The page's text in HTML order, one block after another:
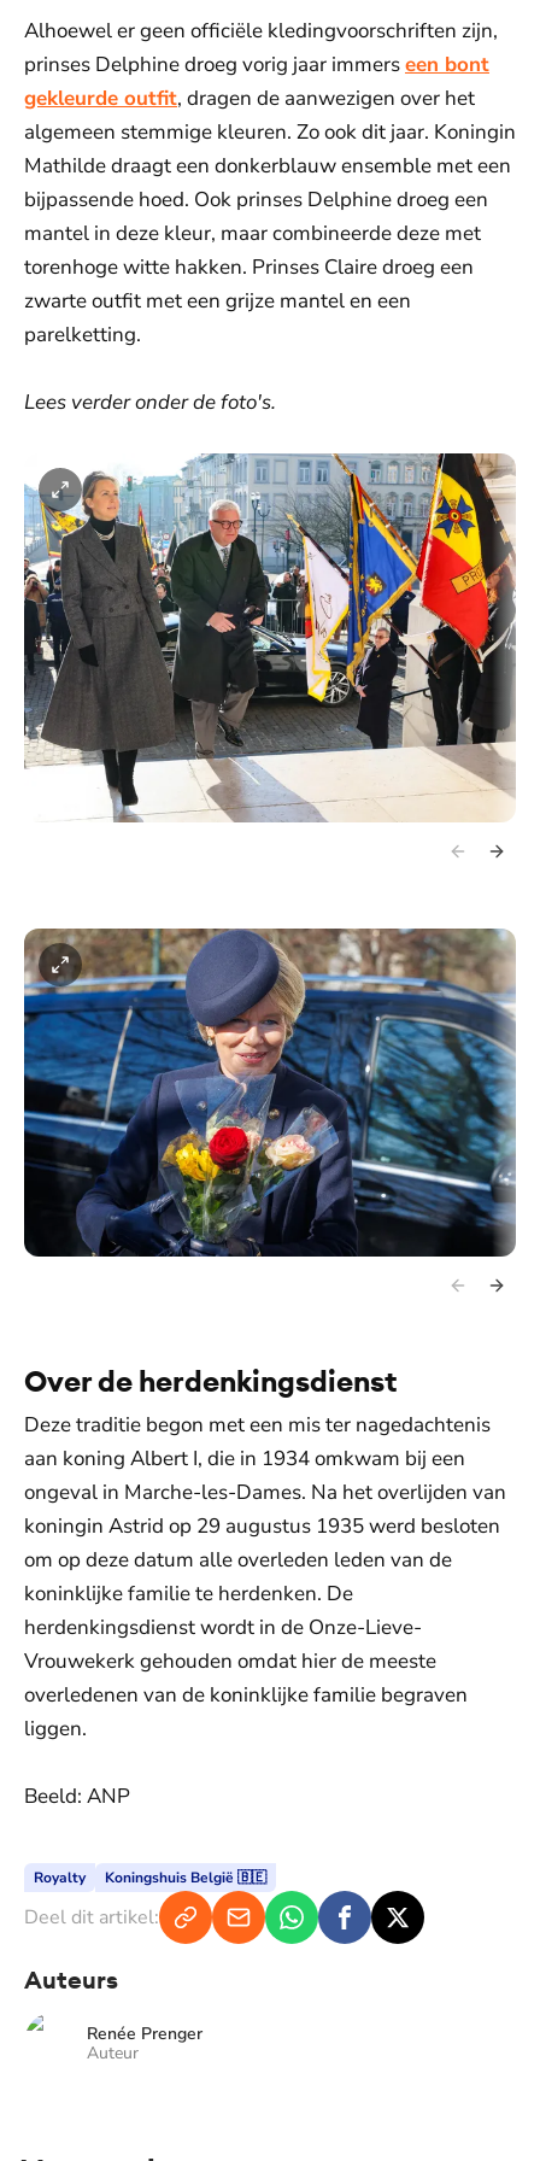
Alhoewel er geen officiële kledingvoorschriften zijn,
prinses Delphine droeg vorig jaar immerseen bont
gekleurde outfit, dragen de aanwezigen over het
algemeen stemmige kleuren. Zo ook dit jaar. Koningin
Mathilde draagt een donkerblauw ensemble met een
bijpassende hoed. Ook prinses Delphine droeg een
mantel in deze kleur, maar combineerde deze met
torenhoge witte hakken. Prinses Claire droeg een
zwarte outfit met een grijze mantel en een
parelketting.
Lees verder onder de foto's.
Over de herdenkingsdienst
Deze traditie begon met een mis ter nagedachtenis
aan koning Albert I, die in 1934 omkwam bij een
ongeval in Marche-les-Dames. Na het overlijden van
koningin Astrid op 29 augustus 1935 werd besloten
om op deze datum alle overleden leden van de
koninklijke familie te herdenken. De
herdenkingsdienst wordt in de Onze-Lieve-
Vrouwekerk gehouden omdat hier de meeste
overledenen van de koninklijke familie begraven
liggen.
Beeld: ANP
Royalty Koningshuis België 🇧🇪
Deel dit artikel:
Auteurs
Renée Prenger
Auteur